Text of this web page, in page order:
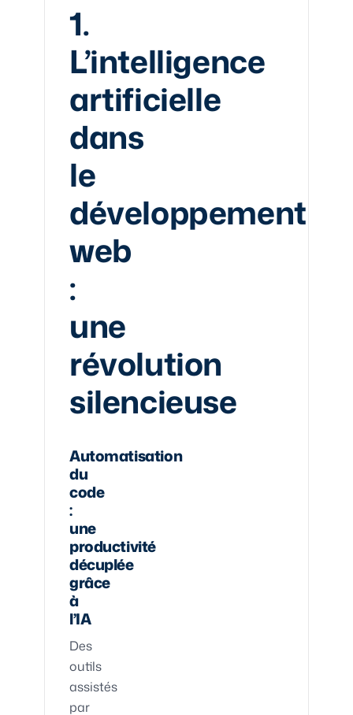
1.
L’intelligence
artificielle
dans
le
développement
web
:
une
révolution
silencieuse
Automatisation
du
code
:
une
productivité
décuplée
grâce
à
l’IA
Des
outils
assistés
par